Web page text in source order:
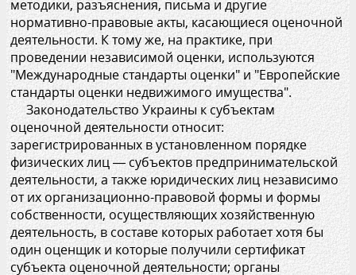
методики, разъяснения, письма и другие
нормативно-правовые акты, касающиеся оценочной
деятельности. К тому же, на практике, при
проведении независимой оценки, используются
"Международные стандарты оценки" и "Европейские
стандарты оценки недвижимого имущества".
Законодательство Украины к субъектам
оценочной деятельности относит:
зарегистрированных в установленном порядке
физических лиц — субъектов предпринимательской
деятельности, а также юридических лиц независимо
от их организационно-правовой формы и формы
собственности, осуществляющих хозяйственную
деятельность, в составе которых работает хотя бы
один оценщик и которые получили сертификат
субъекта оценочной деятельности; органы